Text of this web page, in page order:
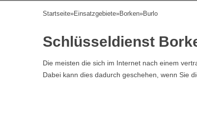
Startseite»Einsatzgebiete»Borken»Burlo
Schlüsseldienst
Die meisten die sich im Internet nach einem
Dabei kann dies dadurch geschehen, wenn Sie